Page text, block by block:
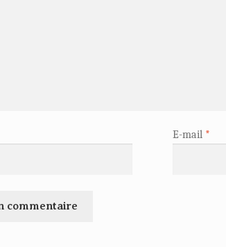
E-mail *